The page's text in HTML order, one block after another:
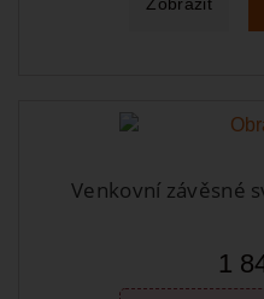
Venkovní závěsné
1